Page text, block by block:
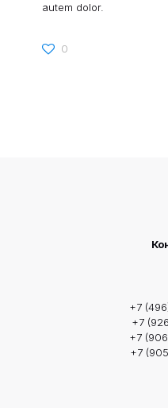
autem dolor.
0
+7
+7
+7
+7